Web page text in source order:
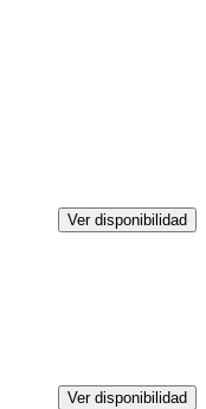
Ver disponibilidad
Ver disponibilidad